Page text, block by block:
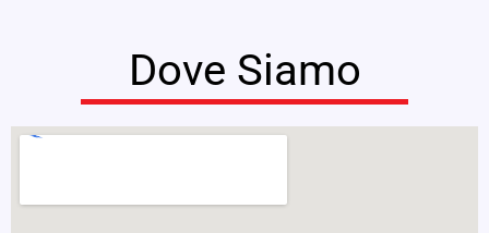
Dove Siamo